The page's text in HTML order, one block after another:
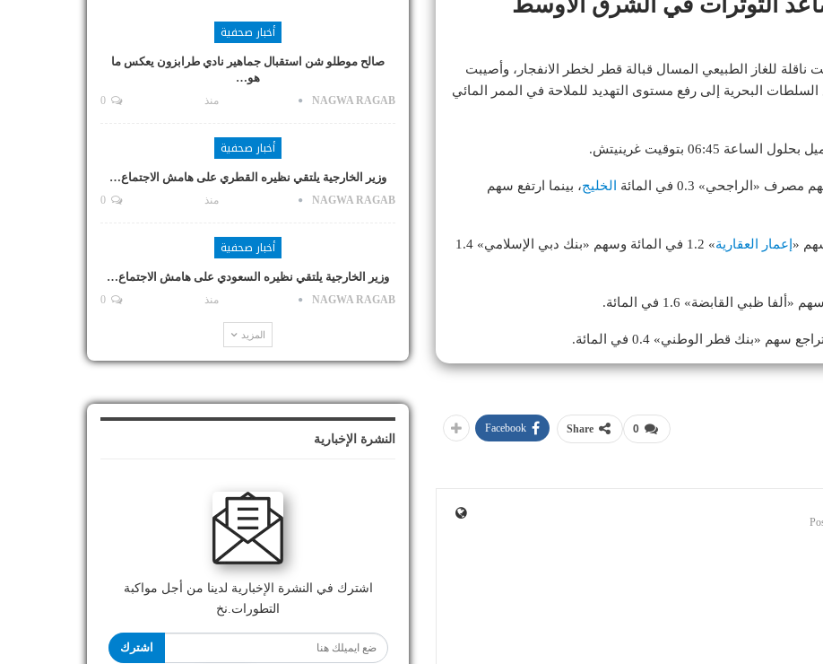
للغاز الطبيعي المسال قبالة قطر لخطر الانفجار، وأصيبت
البحرية إلى رفع مستوى التهديد للملاحة في الممر المائي
الخليج، بينما ارتفع سهم
إعمار العقارية
» 1.2 في المائة وسهم «بنك دبي الإسلامي» 1.4
0
Share
Facebook
أخبار صحفية
صالح موطلو شن استقبال جماهير نادي طرابزون يعكس ما
هو…
NAGWA RAGAB منذ
أخبار صحفية
وزير الخارجية يلتقي نظيره القطري على هامش الاجتماع…
NAGWA RAGAB منذ
أخبار صحفية
وزير الخارجية يلتقي نظيره السعودي على هامش الاجتماع…
NAGWA RAGAB منذ
المزيد
النشرة الإخبارية
اشترك في النشرة الإخبارية لدينا من أجل مواكبة
التطورات.نخ
اشترك